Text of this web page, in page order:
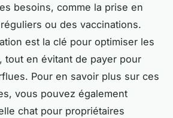
besoins, comme la prise en
ou des vaccinations.
est la clé pour optimiser les
tout en évitant de payer pour
Pour en savoir plus sur ces
vous pouvez également
chat pour propriétaires